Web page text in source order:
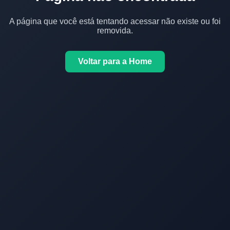
A página que você está tentando acessar não existe ou foi
removida.
Voltar para a Home